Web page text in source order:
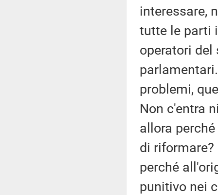
interessare,
tutte le parti
operatori del
problemi,
Non c'entra
allora
di riformare?
perché
punitivo nei